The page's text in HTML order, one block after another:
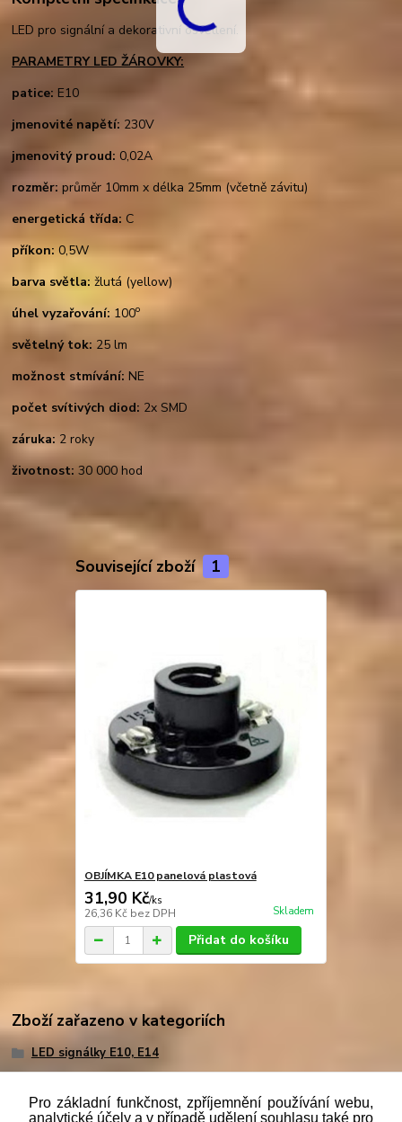
LED pro signální a dekorativní osvětlení.
PARAMETRY LED ŽÁROVKY:
patice: E10
jmenovité napětí: 230V
jmenovitý proud: 0,02A
rozměr: průměr 10mm x délka 25mm (včetně závitu)
energetická třída: C
příkon: 0,5W
barva světla: žlutá (yellow)
úhel vyzařování: 100o
světelný tok: 25 lm
možnost stmívání: NE
počet svítivých diod: 2x SMD
záruka: 2 roky
životnost: 30 000 hod
Související zboží 1
OBJÍMKA E10 panelová plastová
31,90 Kč/ks
26,36 Kč bez DPH Skladem
Přidat do košíku
Zboží zařazeno v kategoriích
LED signálky E10, E14
Pro základní funkčnost, zpříjemnění používání webu,
analytické účely a v případě udělení souhlasu také pro